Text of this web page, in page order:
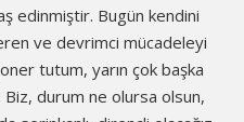
edinmiştir. Bugün kendini
ve devrimci mücadeleyi
tutum, yarın çok başka
Biz, durum ne olursa olsun,